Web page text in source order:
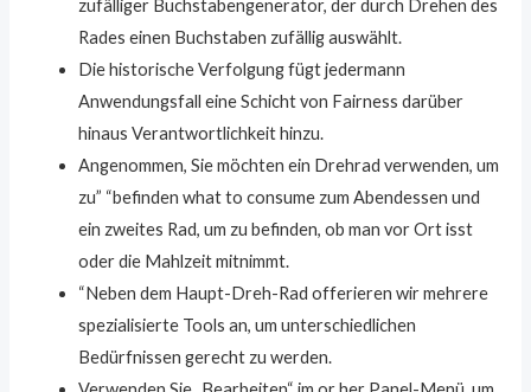
zufälliger Buchstabengenerator, der durch Drehen des
Rades einen Buchstaben zufällig auswählt.
Die historische Verfolgung fügt jedermann
Anwendungsfall eine Schicht von Fairness darüber
hinaus Verantwortlichkeit hinzu.
Angenommen, Sie möchten ein Drehrad verwenden, um
zu” “befinden what to consume zum Abendessen und
ein zweites Rad, um zu befinden, ob man vor Ort isst
oder die Mahlzeit mitnimmt.
“Neben dem Haupt-Dreh-Rad offerieren wir mehrere
spezialisierte Tools an, um unterschiedlichen
Bedürfnissen gerecht zu werden.